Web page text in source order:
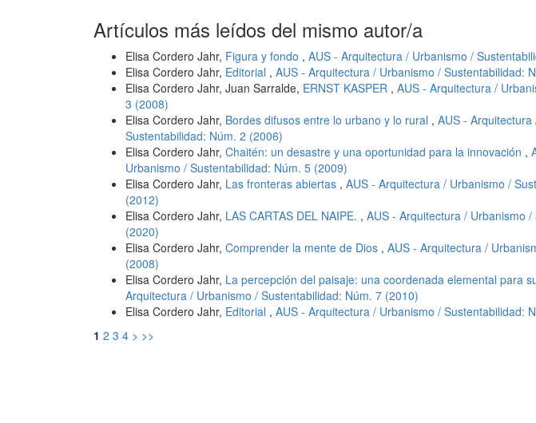
Artículos más leídos del mismo autor/a
Elisa Cordero Jahr, Figura y fondo , AUS - Arquitectura / Urbanismo /
Elisa Cordero Jahr, Editorial , AUS - Arquitectura / Urbanismo / Sustentabilidad:
Elisa Cordero Jahr, Juan Sarralde, ERNST KASPER , AUS - Arquitectura /
3 (2008)
Elisa Cordero Jahr, Bordes difusos entre lo urbano y lo rural , AUS -
Sustentabilidad: Núm. 2 (2006)
Elisa Cordero Jahr, Chaitén: un desastre y una oportunidad para la innovación ,
Urbanismo / Sustentabilidad: Núm. 5 (2009)
Elisa Cordero Jahr, Las fronteras abiertas , AUS - Arquitectura / Urbanismo /
(2012)
Elisa Cordero Jahr, LAS CARTAS DEL NAIPE. , AUS - Arquitectura / Urbanismo
(2020)
Elisa Cordero Jahr, Comprender la mente de Dios , AUS - Arquitectura /
(2008)
Elisa Cordero Jahr, La percepción del paisaje: una coordenada elemental para
Arquitectura / Urbanismo / Sustentabilidad: Núm. 7 (2010)
Elisa Cordero Jahr, Editorial , AUS - Arquitectura / Urbanismo / Sustentabilidad:
1 2 3 4 > >>